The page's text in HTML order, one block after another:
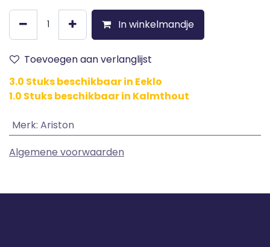
In winkelmandje
Toevoegen aan verlanglijst
3.0 Stuks beschikbaar in Eeklo
1.0 Stuks beschikbaar in Kalmthout
Merk: Ariston
Algemene voorwaarden